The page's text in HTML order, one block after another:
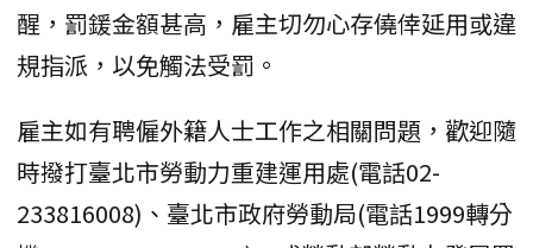
醒，罰鍰金額甚高，雇主切勿心存僥倖延用或違
規指派，以免觸法受罰。
雇主如有聘僱外籍人士工作之相關問題，歡迎隨
時撥打臺北市勞動力重建運用處(電話02-
233816008)、臺北市政府勞動局(電話1999轉分